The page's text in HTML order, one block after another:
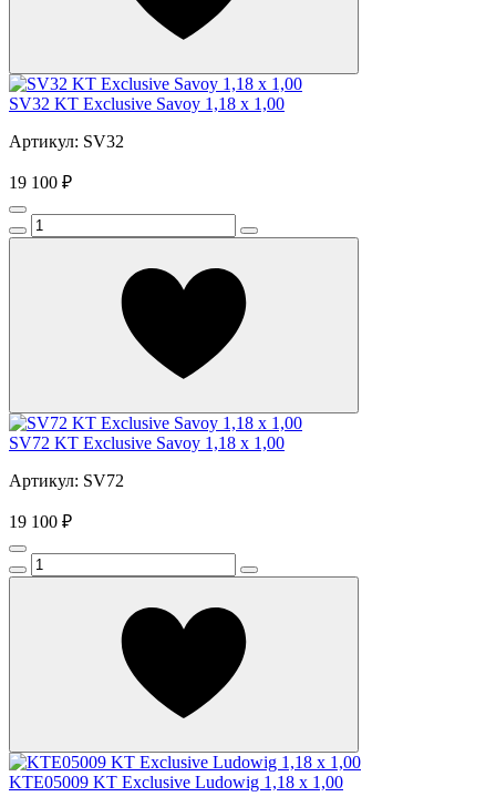
SV32 KT Exclusive Savoy 1,18 x 1,00
Артикул: SV32
19 100 ₽
SV72 KT Exclusive Savoy 1,18 x 1,00
Артикул: SV72
19 100 ₽
KTE05009 KT Exclusive Ludowig 1,18 x 1,00